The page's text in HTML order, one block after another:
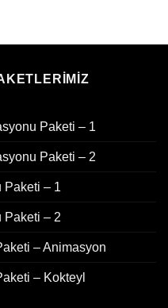
Paketi – 1
Paketi – 2
Paketi – 1
Paketi – 2
– Animasyon
– Kokteyl